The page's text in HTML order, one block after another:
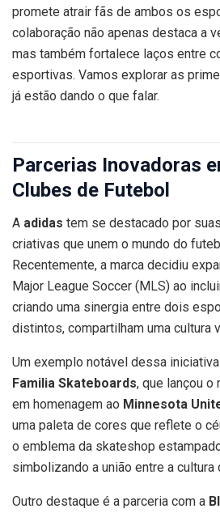
promete atrair fãs de ambos os
colaboração não apenas destaca a
mas também fortalece laços entre
esportivas. Vamos explorar as
já estão dando o que falar.
Parcerias Inovadoras
Clubes de Futebol
A adidas tem se destacado por
criativas que unem o mundo do
Recentemente, a marca decidiu
Major League Soccer (MLS) ao
criando uma sinergia entre dois
distintos, compartilham uma cultura
Um exemplo notável dessa
Familia Skateboards, que lançou o
em homenagem ao Minnesota
uma paleta de cores que reflete o
o emblema da skateshop
simbolizando a união entre a
Outro destaque é a parceria com a